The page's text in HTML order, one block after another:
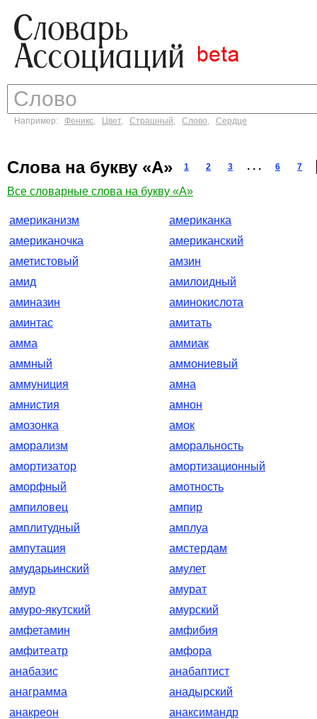
Например: Феникс, Цвет, Страшный, Слово, Сердце
Слова на букву «А» 1 2 3 . . . 6 7
Все словарные слова на букву «А»
американизм
американка
американочка
американский
аметистовый
амзин
амид
амилоидный
аминазин
аминокислота
аминтас
амитать
амма
аммиак
аммный
аммониевый
аммуниция
амна
амнистия
амнон
амозонка
амок
аморализм
аморальность
амортизатор
амортизационный
аморфный
амотность
ампиловец
ампир
амплитудный
амплуа
ампутация
амстердам
амударьинский
амулет
амур
амурат
амуро-якутский
амурский
амфетамин
амфибия
амфитеатр
амфора
анабазис
анабаптист
анаграмма
анадырский
анакреон
анаксимандр